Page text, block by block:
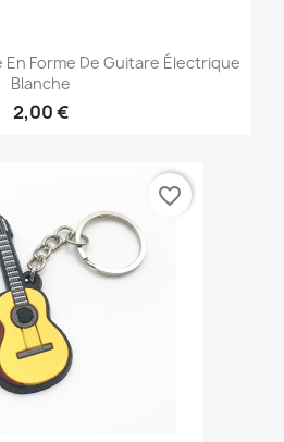
Forme De Guitare Électrique
Blanche
2,00 €
favorite_border